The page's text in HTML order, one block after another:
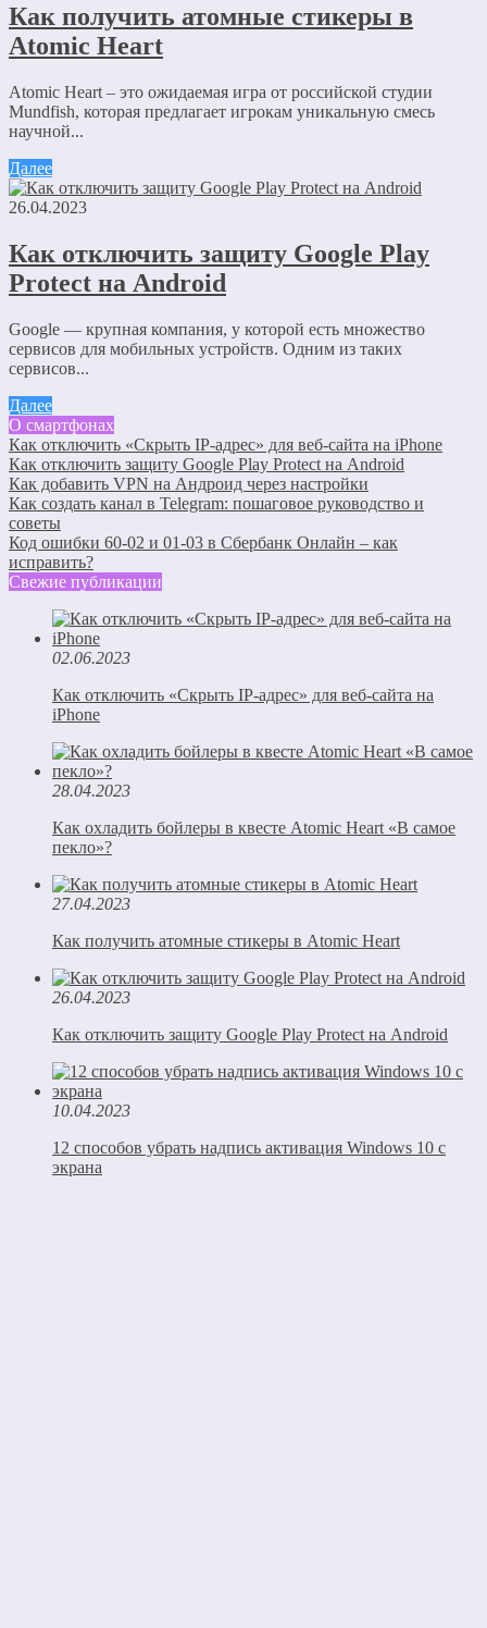
Как получить атомные стикеры в
Atomic Heart
Atomic Heart – это ожидаемая игра от российской студии
Mundfish, которая предлагает игрокам уникальную смесь
научной...
Далее
26.04.2023
Как отключить защиту Google Play
Protect на Android
Google — крупная компания, у которой есть множество
сервисов для мобильных устройств. Одним из таких
сервисов...
Далее
О смартфонах
Как отключить «Скрыть IP-адрес» для веб-сайта на iPhone
Как отключить защиту Google Play Protect на Android
Как добавить VPN на Андроид через настройки
Как создать канал в Telegram: пошаговое руководство и
советы
Код ошибки 60-02 и 01-03 в Сбербанк Онлайн – как
исправить?
Свежие публикации
02.06.2023
Как отключить «Скрыть IP-адрес» для веб-сайта на
iPhone
28.04.2023
Как охладить бойлеры в квесте Atomic Heart «В самое
пекло»?
27.04.2023
Как получить атомные стикеры в Atomic Heart
26.04.2023
Как отключить защиту Google Play Protect на Android
10.04.2023
12 способов убрать надпись активация Windows 10 с
экрана